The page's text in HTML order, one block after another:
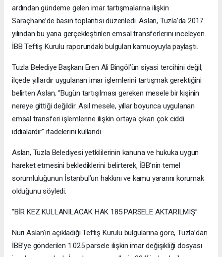
ardından gündeme gelen imar tartışmalarına ilişkin
Saraçhane’de basın toplantısı düzenledi. Aslan, Tuzla’da 2017
yılından bu yana gerçekleştirilen emsal transferlerini inceleyen
İBB Teftiş Kurulu raporundaki bulguları kamuoyuyla paylaştı.
Tuzla Belediye Başkanı Eren Ali Bingöl’ün siyasi tercihini değil,
ilçede yıllardır uygulanan imar işlemlerini tartışmak gerektiğini
belirten Aslan, “Bugün tartışılması gereken mesele bir kişinin
nereye gittiği değildir. Asıl mesele, yıllar boyunca uygulanan
emsal transferi işlemlerine ilişkin ortaya çıkan çok ciddi
iddialardır” ifadelerini kullandı.
Aslan, Tuzla Belediyesi yetkililerinin kanuna ve hukuka uygun
hareket etmesini beklediklerini belirterek, İBB’nin temel
sorumluluğunun İstanbul’un hakkını ve kamu yararını korumak
olduğunu söyledi.
“BİR KEZ KULLANILACAK HAK 185 PARSELE AKTARILMIŞ”
Nuri Aslan’ın açıkladığı Teftiş Kurulu bulgularına göre, Tuzla’dan
İBB’ye gönderilen 1.025 parsele ilişkin imar değişikliği dosyası